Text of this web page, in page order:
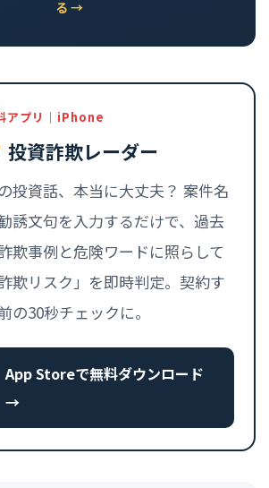
る →
アプリ｜iPhone
投資詐欺レーダー
投資話、本当に大丈夫？ 案件名
誘文句を入力するだけで、過去
欺事例と危険ワードに照らして
詐欺リスク」を即時判定。契約す
の30秒チェックに。
App Storeで無料ダウンロード
→